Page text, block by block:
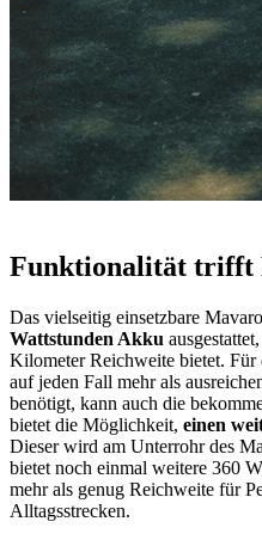
Funktionalität trifft
Das vielseitig einsetzbare
Wattstunden Akku
Kilometer Reichweite bietet. Für
auf jeden Fall mehr als
benötigt, kann auch die
bietet die Möglichkeit, einen
Dieser wird am Unterrohr des
bietet noch einmal weitere 360
mehr als genug Reichweite für
Alltagsstrecken.